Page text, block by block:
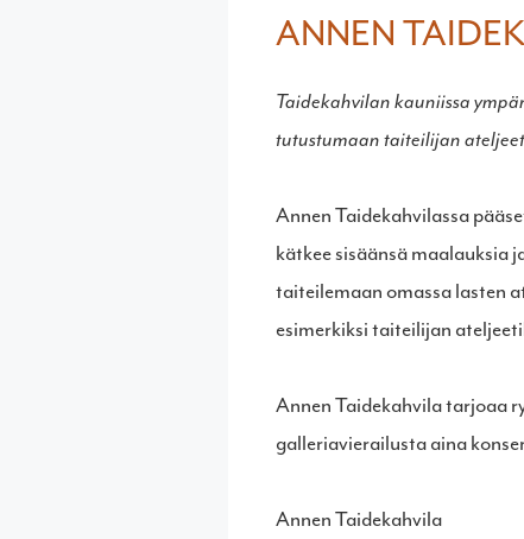
ANNEN
Taidekahvilan kauniissa
tutustumaan taiteilijan
Annen Taidekahvilassa
kätkee sisäänsä maalauksia
taiteilemaan omassa lasten
esimerkiksi taiteilijan
Annen Taidekahvila tarjoaa
galleriavierailusta aina
Annen Taidekahvila